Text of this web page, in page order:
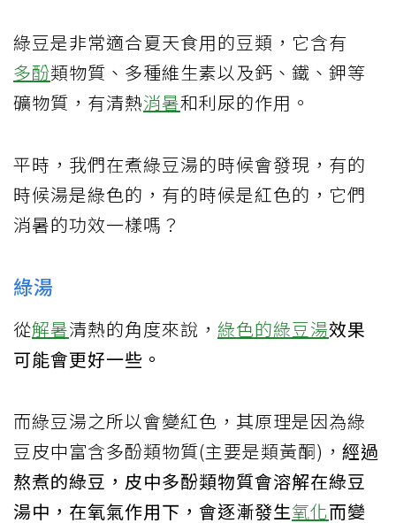
綠豆是非常適合夏天食用的豆類，它含有
多酚類物質、多種維生素以及鈣、鐵、鉀等
礦物質，有清熱消暑和利尿的作用。
平時，我們在煮綠豆湯的時候會發現，有的
時候湯是綠色的，有的時候是紅色的，它們
消暑的功效一樣嗎？
綠湯
從解暑清熱的角度來說， 綠色的綠豆湯效果
可能會更好一些。
而綠豆湯之所以會變紅色，其原理是因為綠
豆皮中富含多酚類物質(主要是類黃酮)， 經過
熬煮的綠豆，皮中多酚類物質會溶解在綠豆
湯中，在氧氣作用下，會逐漸發生氧化而變